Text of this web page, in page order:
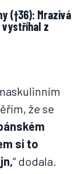
vystříhal z
že se
si to
“ dodala.